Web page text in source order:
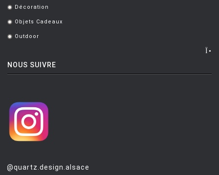
QUARTZ MOBILIER CONTEMPORAIN
REMEMBER
RIVA
SELETTI
SERAX
SERRALUNGA
. Décoration
. Objets Cadeaux
. Outdoor
NOUS SUIVRE
@quartz.design.alsace